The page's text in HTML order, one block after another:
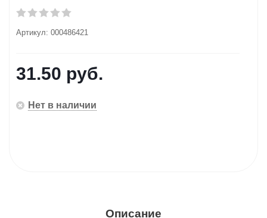
Артикул: 000486421
31.50 руб.
Нет в наличии
Описание